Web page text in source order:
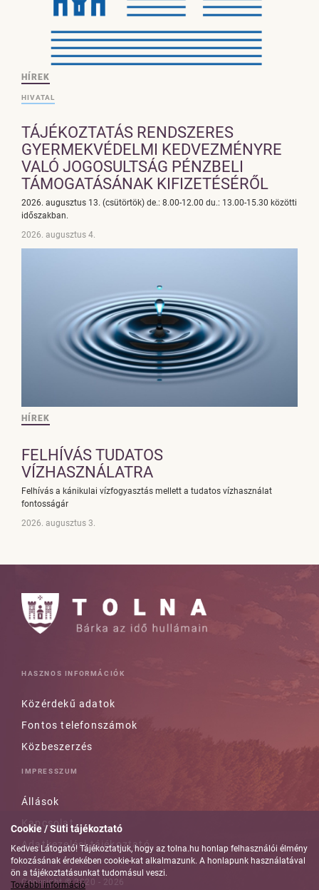
Cookie / Süti tájékoztató
Kedves Látogató! Tájékoztatjuk, hogy az tolna.hu honlap felhasználói élmény
fokozásának érdekében cookie-kat alkalmazunk. A honlapunk használatával
ön a tájékoztatásunkat tudomásul veszi.
További információ
HÍREK
HIVATAL
TÁJÉKOZTATÁS RENDSZERES
GYERMEKVÉDELMI KEDVEZMÉNYRE
VALÓ JOGOSULTSÁG PÉNZBELI
TÁMOGATÁSÁNAK KIFIZETÉSÉRŐL
2026. augusztus 13. (csütörtök) de.: 8.00-12.00 du.: 13.00-15.30 közötti
időszakban.
2026. augusztus 4.
HÍREK
FELHÍVÁS TUDATOS
VÍZHASZNÁLATRA
Felhívás a kánikulai vízfogyasztás mellett a tudatos vízhasználat
fontosságár
2026. augusztus 3.
HASZNOS INFORMÁCIÓK
Közérdekű adatok
Fontos telefonszámok
Közbeszerzés
IMPRESSZUM
Állások
Kapcsolat
Adatkezelési tájékoztató
Copyright © 2020 - 2026